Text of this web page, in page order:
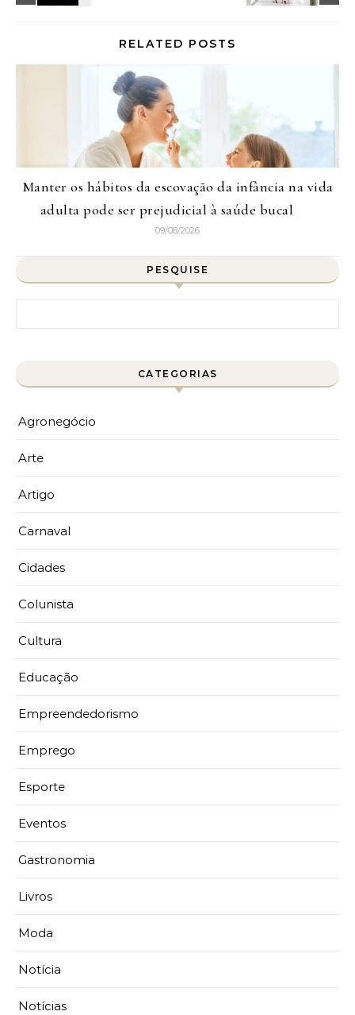
RELATED POSTS
Manter os hábitos da escovação da infância na vida
adulta pode ser prejudicial à saúde bucal
09/08/2026
PESQUISE
CATEGORIAS
Agronegócio
Arte
Artigo
Carnaval
Cidades
Colunista
Cultura
Educação
Empreendedorismo
Emprego
Esporte
Eventos
Gastronomia
Livros
Moda
Notícia
Notícias